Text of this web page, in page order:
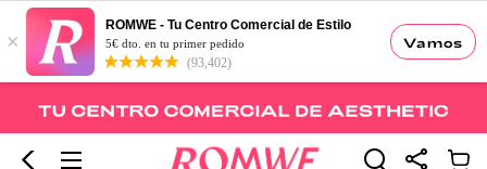
Vamos
×
ROMWE - Tu Centro Comercial de Estilo
5€ dto. en tu primer pedido
(93,402)